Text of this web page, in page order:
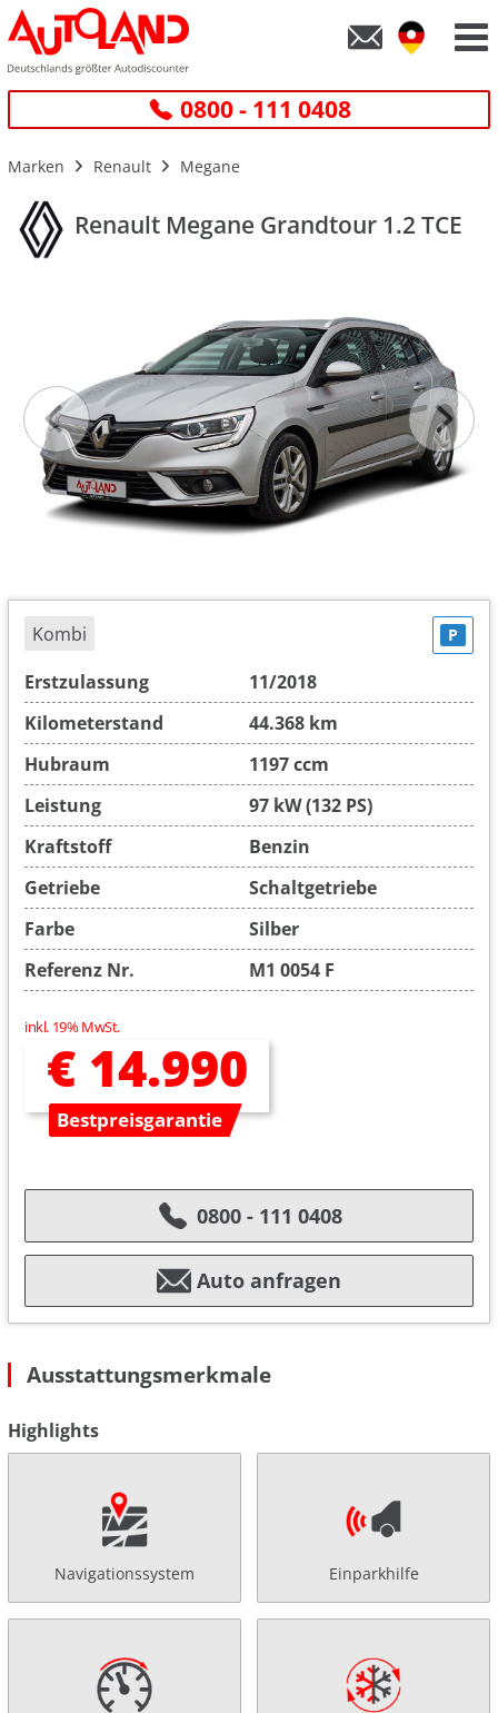
0800 - 111 0408
Marken Renault Megane
Renault Megane Grandtour 1.2 TCE
Kombi P
Erstzulassung
11/2018
Kilometerstand
44.368 km
Hubraum
1197 ccm
Leistung
97 kW (132 PS)
Kraftstoff
Benzin
Getriebe
Schaltgetriebe
Farbe
Silber
Referenz Nr.
M1 0054 F
inkl. 19% MwSt.
€ 14.990
Bestpreisgarantie
0800 - 111 0408
Auto anfragen
Ausstattungsmerkmale
Highlights
Navigationssystem Einparkhilfe